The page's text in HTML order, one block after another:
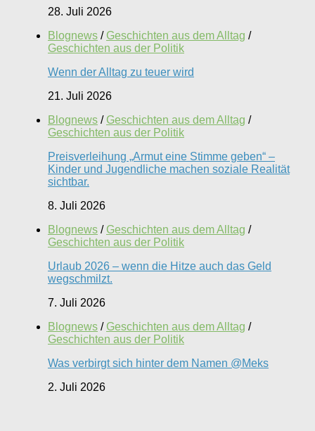
28. Juli 2026
Blognews / Geschichten aus dem Alltag /
Geschichten aus der Politik
Wenn der Alltag zu teuer wird
21. Juli 2026
Blognews / Geschichten aus dem Alltag /
Geschichten aus der Politik
Preisverleihung „Armut eine Stimme geben“ –
Kinder und Jugendliche machen soziale Realität
sichtbar.
8. Juli 2026
Blognews / Geschichten aus dem Alltag /
Geschichten aus der Politik
Urlaub 2026 – wenn die Hitze auch das Geld
wegschmilzt.
7. Juli 2026
Blognews / Geschichten aus dem Alltag /
Geschichten aus der Politik
Was verbirgt sich hinter dem Namen @Meks
2. Juli 2026